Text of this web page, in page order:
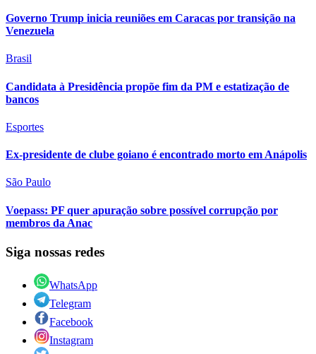
Governo Trump inicia reuniões em Caracas por transição na
Venezuela
Brasil
Candidata à Presidência propõe fim da PM e estatização de
bancos
Esportes
Ex-presidente de clube goiano é encontrado morto em Anápolis
São Paulo
Voepass: PF quer apuração sobre possível corrupção por
membros da Anac
Siga nossas redes
WhatsApp
Telegram
Facebook
Instagram